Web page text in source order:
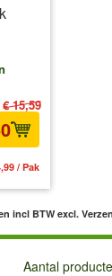
€ 15,59
/ Pak
incl BTW excl.
Aantal